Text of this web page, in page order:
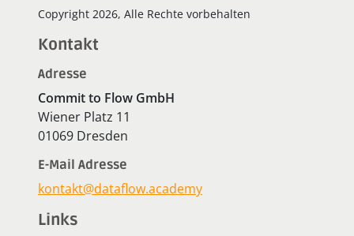
Copyright 2026, Alle Rechte vorbehalten
Kontakt
Adresse
Commit to Flow GmbH
Wiener Platz 11
01069 Dresden
E-Mail Adresse
kontakt@dataflow.academy
Links